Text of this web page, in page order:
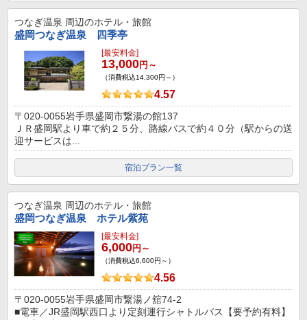
つなぎ温泉 周辺のホテル・旅館
盛岡つなぎ温泉 四季亭
[最安料金]
13,000円～
（消費税込14,300円～）
4.57
〒020-0055岩手県盛岡市繋湯の館137
ＪＲ盛岡駅より車で約２５分、路線バスで約４０分（駅からの送
迎サービスは...
宿泊プラン一覧
つなぎ温泉 周辺のホテル・旅館
盛岡つなぎ温泉 ホテル紫苑
[最安料金]
6,000円～
（消費税込6,600円～）
4.56
〒020-0055岩手県盛岡市繋湯ノ舘74-2
■電車／JR盛岡駅西口より定刻運行シャトルバス【要予約有料】